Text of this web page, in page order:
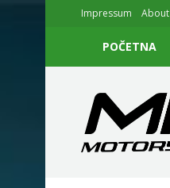
Impressum About
POČETNA